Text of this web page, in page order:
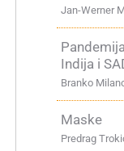
Jan-Werner
Indija i
Branko
Maske
Predrag